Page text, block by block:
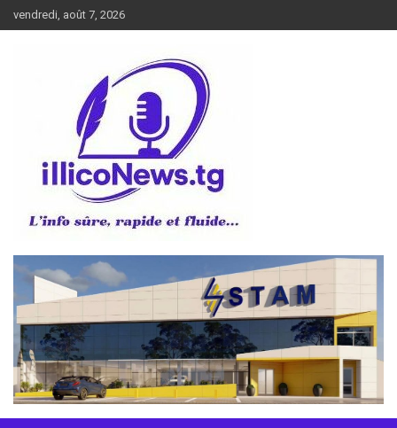
au
vendredi, août 7, 2026
illiconews